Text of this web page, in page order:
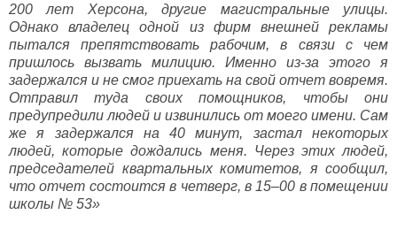
200 лет Херсона, другие магистральные улицы.
Однако владелец одной из фирм внешней рекламы
пытался препятствовать рабочим, в связи с чем
пришлось вызвать милицию. Именно из-за этого я
задержался и не смог приехать на свой отчет вовремя.
Отправил туда своих помощников, чтобы они
предупредили людей и извинились от моего имени. Сам
же я задержался на 40 минут, застал некоторых
людей, которые дождались меня. Через этих людей,
председателей квартальных комитетов, я сообщил,
что отчет состоится в четверг, в 15–00 в помещении
школы № 53»